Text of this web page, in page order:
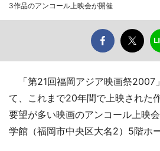
3作品のアンコール上映会が開催
「第21回福岡アジア映画祭2007
て、これまで20年間で上映された
要望が多い映画のアンコール上映
学館（福岡市中央区大名2）5階ホ